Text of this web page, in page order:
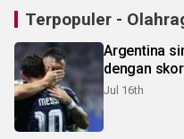
Terpopuler -
Argentina
dengan
Jul 16th